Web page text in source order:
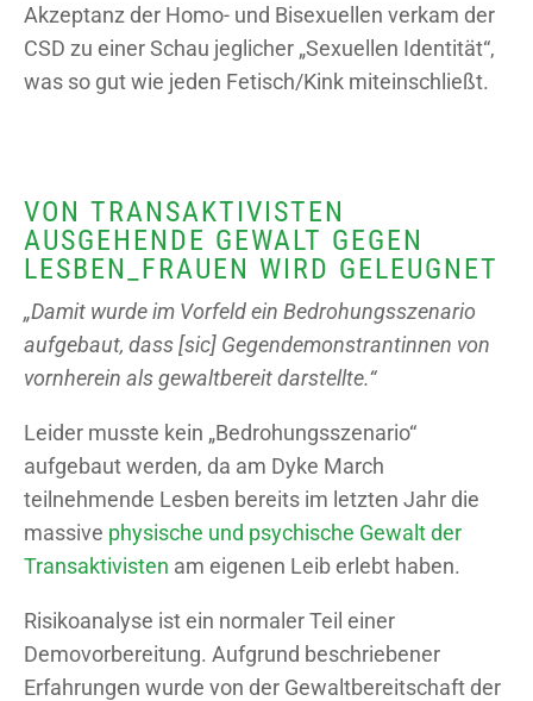
Akzeptanz der Homo- und Bisexuellen verkam der
CSD zu einer Schau jeglicher „Sexuellen Identität“,
was so gut wie jeden Fetisch/Kink miteinschließt.
VON TRANSAKTIVISTEN
AUSGEHENDE GEWALT GEGEN
LESBEN_FRAUEN WIRD GELEUGNET
„Damit wurde im Vorfeld ein Bedrohungsszenario
aufgebaut, dass [sic] Gegendemonstrantinnen von
vornherein als gewaltbereit darstellte.“
Leider musste kein „Bedrohungsszenario“
aufgebaut werden, da am Dyke March
teilnehmende Lesben bereits im letzten Jahr die
massive physische und psychische Gewalt der
Transaktivisten am eigenen Leib erlebt haben.
Risikoanalyse ist ein normaler Teil einer
Demovorbereitung. Aufgrund beschriebener
Erfahrungen wurde von der Gewaltbereitschaft der